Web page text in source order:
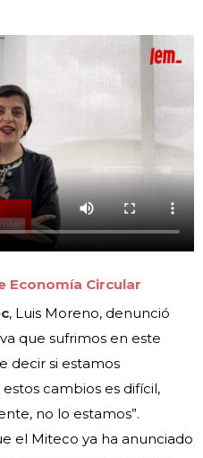
Economía Circular
, Luis Moreno, denunció
que sufrimos en este
decir si estamos
cambios es difícil,
no lo estamos”.
el Miteco ya ha anunciado